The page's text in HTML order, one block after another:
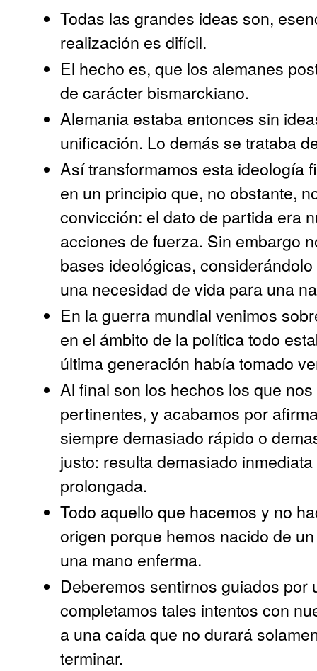
Todas las grandes ideas son,
realización es difícil.
El hecho es, que los alemanes
de carácter bismarckiano.
Alemania estaba entonces sin
unificación. Lo demás se trataba
Así transformamos esta ideología
en un principio que, no obstante,
convicción: el dato de partida era
acciones de fuerza. Sin embargo
bases ideológicas,
una necesidad de vida para una
En la guerra mundial venimos
en el ámbito de la política todo
última generación había tomado
Al final son los hechos los que
pertinentes, y acabamos por
siempre demasiado rápido o
justo: resulta demasiado
prolongada.
Todo aquello que hacemos y no
origen porque hemos nacido de
una mano enferma.
Deberemos sentirnos guiados por
completamos tales intentos con
a una caída que no durará
terminar.